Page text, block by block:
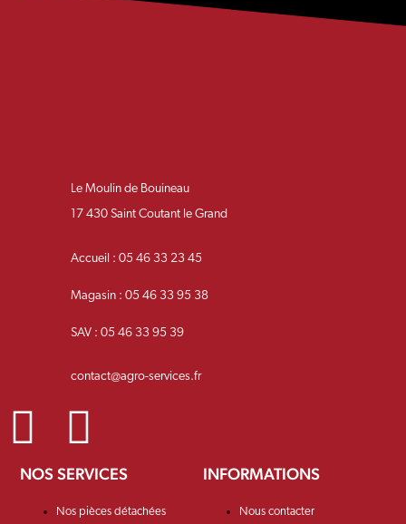
Le Moulin de Bouineau
17 430 Saint Coutant le Grand
Accueil : 05 46 33 23 45
Magasin : 05 46 33 95 38
SAV : 05 46 33 95 39
contact@agro-services.fr
NOS SERVICES
Nos pièces détachées
INFORMATIONS
Nous contacter